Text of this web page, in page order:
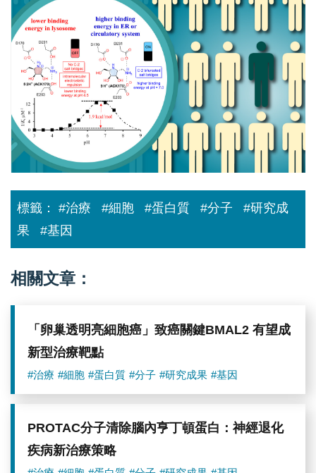
化
學
修
飾
篇
天
然
物
啟
發
到
效
罕
病
藥
物
發
標籤： #治療 #細胞 #蛋白質 #分子
#研究成
果
#基因
相關文章：
「卵巢透明亮細胞癌」致癌關鍵BMAL2 有望成
新型治療靶點
#治療 #細胞 #蛋白質 #分子 #研究成果 #基因
PROTAC分子清除腦內亨丁頓蛋白：神經退化
疾病新治療策略